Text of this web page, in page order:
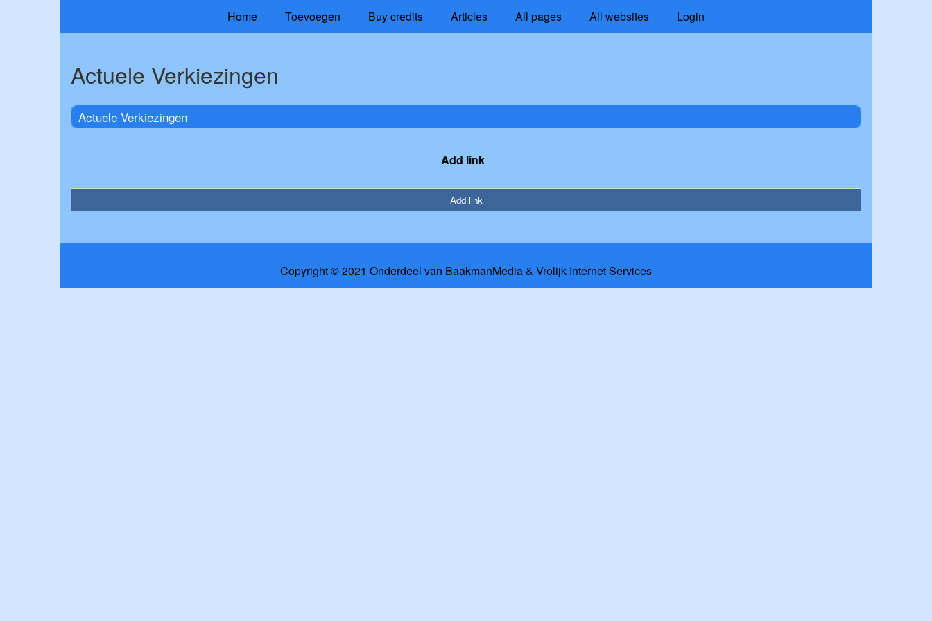
Home Toevoegen Buy credits Articles All pages All websites Login
Actuele Verkiezingen
Actuele Verkiezingen
Add link
Add link
Copyright © 2021 Onderdeel van BaakmanMedia& Vrolijk Internet Services